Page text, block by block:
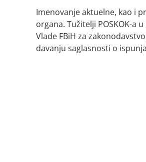
Imenovanje aktuelne, kao i
organa. Tužitelji POSKOK-a
Vlade FBiH za
davanju saglasnosti o